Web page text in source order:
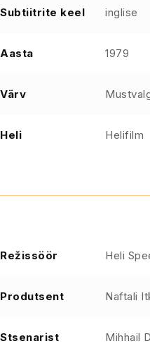
Subtiitrite keel inglise
Aasta 1979
Värv
Heli Helifilm
Režissöör Heli
Produtsent Naftali
Stsenarist Mihhail